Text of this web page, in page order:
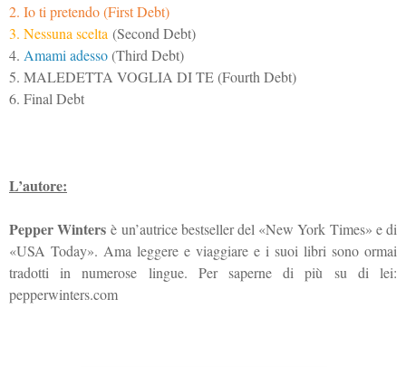
2. Io ti pretendo (First Debt)
3. Nessuna scelta (Second Debt)
4. Amami adesso(Third Debt)
5. MALEDETTA VOGLIA DI TE (Fourth Debt)
6. Final Debt
L’autore:
Pepper Wintersè un’autrice bestseller del «New York Times» e di
«USA Today». Ama leggere e viaggiare e i suoi libri sono ormai
tradotti in numerose lingue. Per saperne di più su di lei:
pepperwinters.com